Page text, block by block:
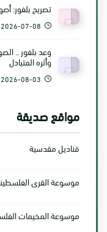
تصريح بلفور:
2026-07-08
وعد بلفور ..
وأثره المتبادل
2026-08-03
مواقع صديقة
قناديل مقدسية
موسوعة القرى
موسوعة المخيمات